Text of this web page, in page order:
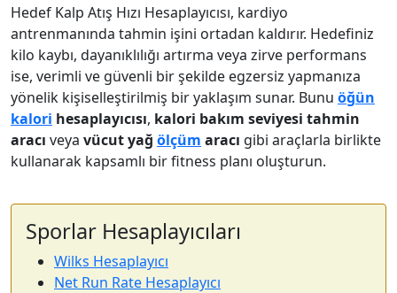
Hedef Kalp Atış Hızı Hesaplayıcısı, kardiyo
antrenmanında tahmin işini ortadan kaldırır. Hedefiniz
kilo kaybı, dayanıklılığı artırma veya zirve performans
ise, verimli ve güvenli bir şekilde egzersiz yapmanıza
yönelik kişiselleştirilmiş bir yaklaşım sunar. Bunu öğün
kalori hesaplayıcısı, kalori bakım seviyesi tahmin
aracı veya vücut yağ ölçüm aracı gibi araçlarla birlikte
kullanarak kapsamlı bir fitness planı oluşturun.
Sporlar Hesaplayıcıları
Wilks Hesaplayıcı
Net Run Rate Hesaplayıcı